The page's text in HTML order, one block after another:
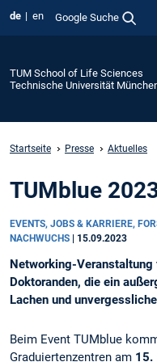
de en Google Suche
TUM School of Life Sciences
Technische Universität
Startseite Presse Aktuelles
TUMblue
EVENTS, JOBS & KARRIERE,
NACHWUCHS
15.09.2023
Networking-Veranstaltung
Doktoranden, die ein
Lachen und
Beim Event TUMblue
Graduiertenzentren am 15.